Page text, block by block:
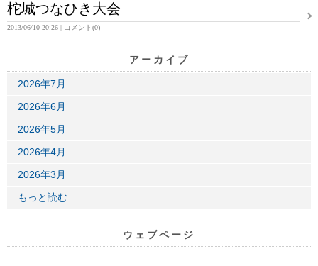
柁城つなひき大会
2013/06/10 20:26 コメント(0)
アーカイブ
2026年7月
2026年6月
2026年5月
2026年4月
2026年3月
もっと読む
ウェブページ